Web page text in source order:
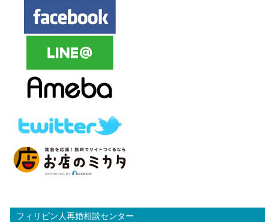
フィリピン人再婚相談センター